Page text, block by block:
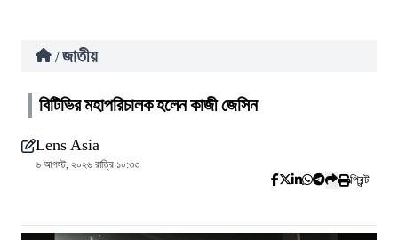
/ জাতীয়
বিটিভির মহাপরিচালক হলেন কাজী জেসিন
Lens Asia
৬ আগস্ট, ২০২৬ রাত্রি ১০:৩৩
প্রিন্ট